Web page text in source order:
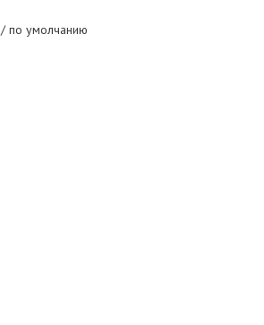
/ по умолчанию